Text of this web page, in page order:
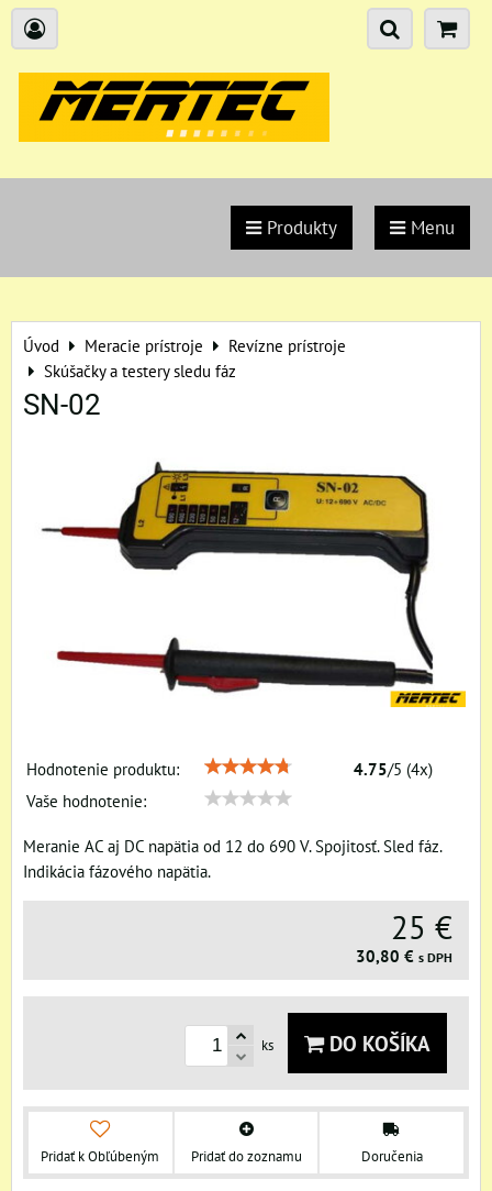
Produkty Menu
Úvod Meracie prístroje
Revízne prístroje
Skúšačky a testery sledu fáz
SN-02
Hodnotenie produktu: 4.75/5 (4x)
Vaše hodnotenie:
Meranie AC aj DC napätia od 12 do 690 V. Spojitosť. Sled fáz.
Indikácia fázového napätia.
25 €
30,80 € s DPH
ks DO KOŠÍKA
Pridať k Obľúbeným Pridať do zoznamu Doručenia